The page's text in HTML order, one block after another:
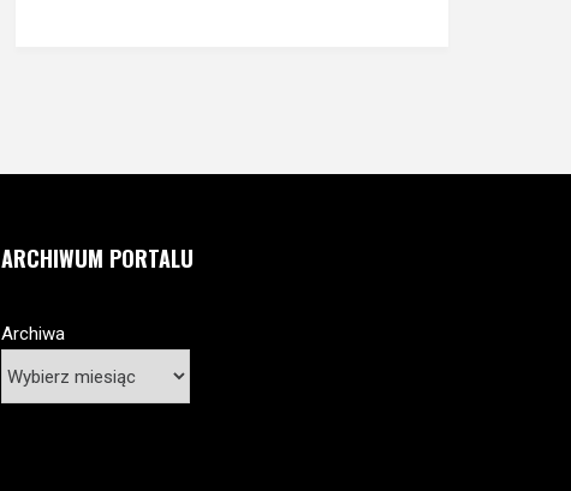
ARCHIWUM PORTALU
Archiwa